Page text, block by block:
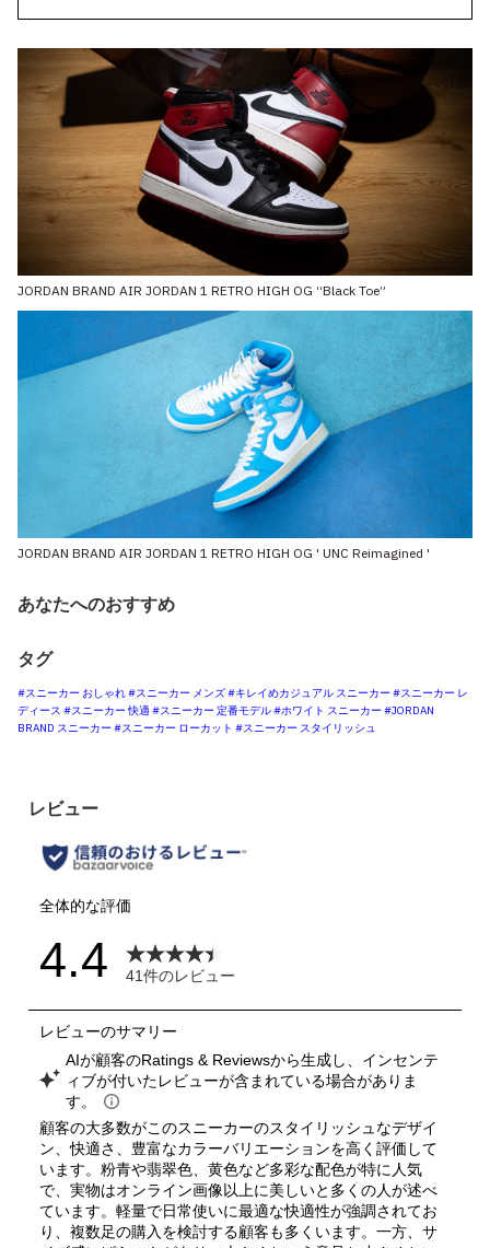
JORDAN BRAND AIR JORDAN 1 RETRO HIGH OG “Black Toe”
JORDAN BRAND AIR JORDAN 1 RETRO HIGH OG ' UNC Reimagined '
あなたへのおすすめ
タグ
#スニーカー おしゃれ#スニーカー メンズ#キレイめカジュアル スニーカー #スニーカー レ
ディース #スニーカー 快適 #スニーカー 定番モデル#ホワイト スニーカー #JORDAN
BRAND スニーカー #スニーカー ローカット #スニーカー スタイリッシュ